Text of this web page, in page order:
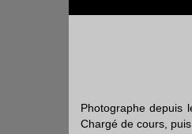
Photographe depuis
Chargé de cours,